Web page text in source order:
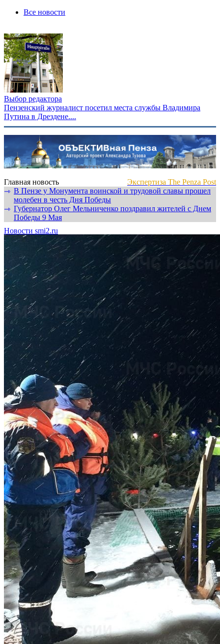
Все новости
Выбор редактора
Пензенский журналист посетил места службы Владимира
Путина в Дрездене....
Главная новость
Экспертиза The Penza Post
⇾ В Пензе у Монумента воинской и трудовой славы прошел
молебен в честь Дня Победы
⇾ Губернатор Олег Мельниченко поздравил жителей с Днем
Победы 9 Мая
Новости smi2.ru